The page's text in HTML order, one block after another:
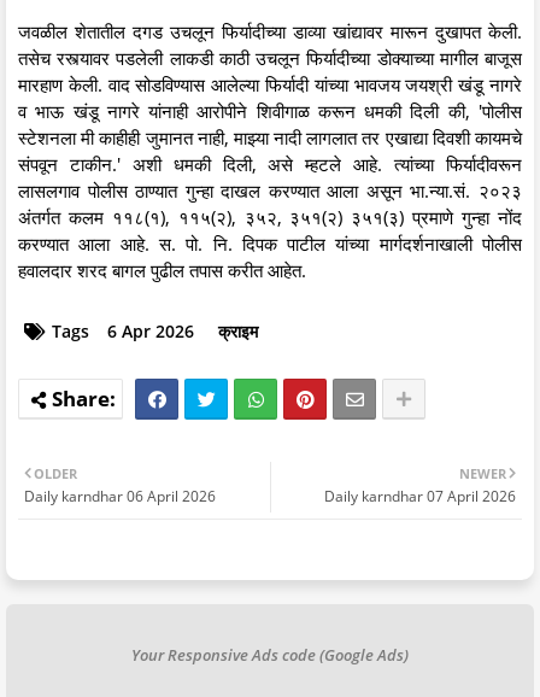
जवळील शेतातील दगड उचलून फिर्यादीच्या डाव्या खांद्यावर मारून दुखापत केली.
तसेच रस्त्यावर पडलेली लाकडी काठी उचलून फिर्यादीच्या डोक्याच्या मागील बाजूस
मारहाण केली. वाद सोडविण्यास आलेल्या फिर्यादी यांच्या भावजय जयश्री खंडू नागरे
व भाऊ खंडू नागरे यांनाही आरोपीने शिवीगाळ करून धमकी दिली की, 'पोलीस
स्टेशनला मी काहीही जुमानत नाही, माझ्या नादी लागलात तर एखाद्या दिवशी कायमचे
संपवून टाकीन.' अशी धमकी दिली, असे म्हटले आहे. त्यांच्या फिर्यादीवरून
लासलगाव पोलीस ठाण्यात गुन्हा दाखल करण्यात आला असून भा.न्या.सं. २०२३
अंतर्गत कलम ११८(१), ११५(२), ३५२, ३५१(२) ३५१(३) प्रमाणे गुन्हा नोंद
करण्यात आला आहे. स. पो. नि. दिपक पाटील यांच्या मार्गदर्शनाखाली पोलीस
हवालदार शरद बागल पुढील तपास करीत आहेत.
Tags 6 Apr 2026 क्राइम
NEWER
Daily karndhar 07 April 2026
OLDER
Daily karndhar 06 April 2026
Your Responsive Ads code (Google Ads)